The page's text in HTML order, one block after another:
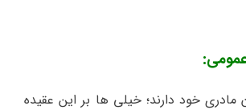
مادری خود دارند؛ خیلی ها بر این عقیده